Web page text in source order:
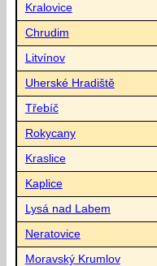
Kralovice
Chrudim
Litvínov
Uherské Hradiště
Třebíč
Rokycany
Kraslice
Kaplice
Lysá nad Labem
Neratovice
Moravský Krumlov